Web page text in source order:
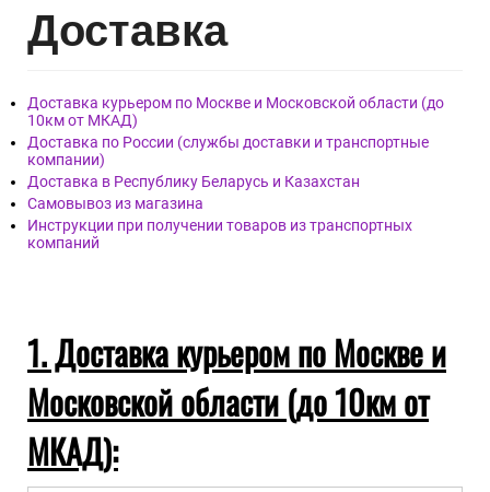
Доставка
Доставка курьером по Москве и Московской области (до
10км от МКАД)
Доставка по России (службы доставки и транспортные
компании)
Доставка в Республику Беларусь и Казахстан
Самовывоз из магазина
Инструкции при получении товаров из транспортных
компаний
1. Доставка курьером по Москве и
Московской области (до 10км от
МКАД):